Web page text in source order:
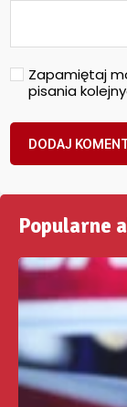
Zapamiętaj
pisania
Popularne